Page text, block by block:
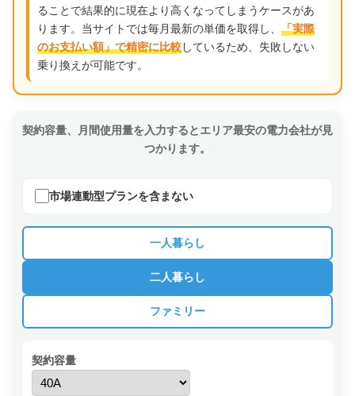
ることで結果的に現在より高くなってしまうケースがあ
ります。当サイトでは毎月最新の単価を取得し、 「実際
のお支払い額」で精密に比較しているため、失敗しない
乗り換えが可能です。
契約容量、月間使用量を入力するとエリア最安の電力会社が見
つかります。
市場連動型プランを含まない
一人暮らし
二人暮らし
ファミリー
契約容量